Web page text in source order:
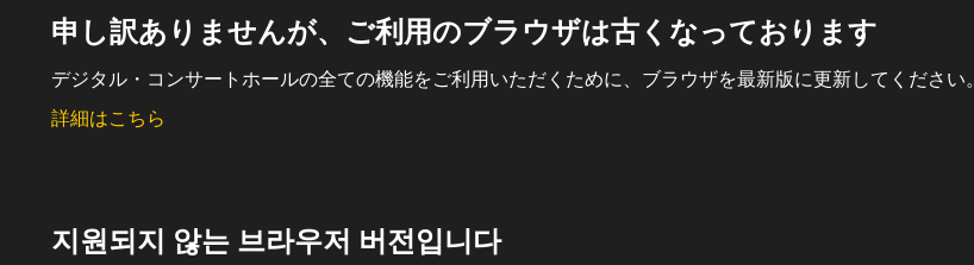
申し訳ありませんが、ご利用のブラウザは古くなっております
デジタル・コンサートホールの全ての機能をご利用いただくために、ブラウザを最新版に更新してください。
詳細はこちら
지원되지 않는 브라우저 버전입니다